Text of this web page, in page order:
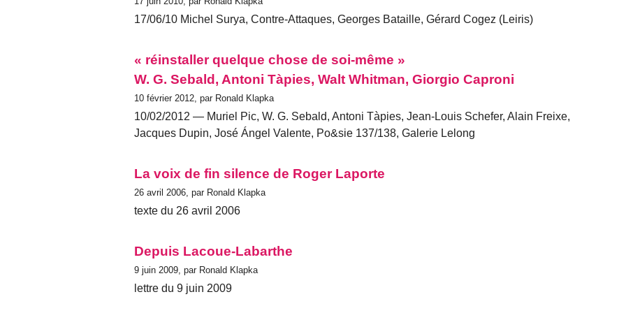
17/06/10 Michel Surya, Contre-Attaques, Georges Bataille, Gérard Cogez (Leiris)
« réinstaller quelque chose de soi-même »
W. G. Sebald, Antoni Tàpies, Walt Whitman, Giorgio Caproni
10 février 2012, par Ronald Klapka
10/02/2012 — Muriel Pic, W. G. Sebald, Antoni Tàpies, Jean-Louis Schefer, Alain Freixe,
Jacques Dupin, José Ángel Valente, Po&sie 137/138, Galerie Lelong
La voix de fin silence de Roger Laporte
26 avril 2006, par Ronald Klapka
texte du 26 avril 2006
Depuis Lacoue-Labarthe
9 juin 2009, par Ronald Klapka
lettre du 9 juin 2009